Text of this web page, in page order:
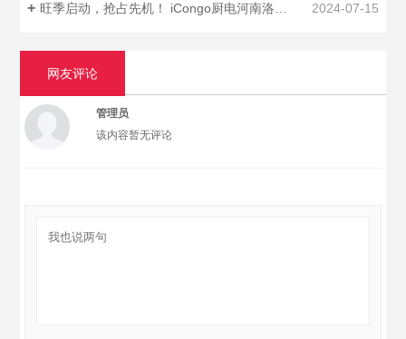
旺季启动，抢占先机！ iCongo厨电河南洛阳招商峰会圆满召开！ 2024-07-15
网友评论
管理员
该内容暂无评论